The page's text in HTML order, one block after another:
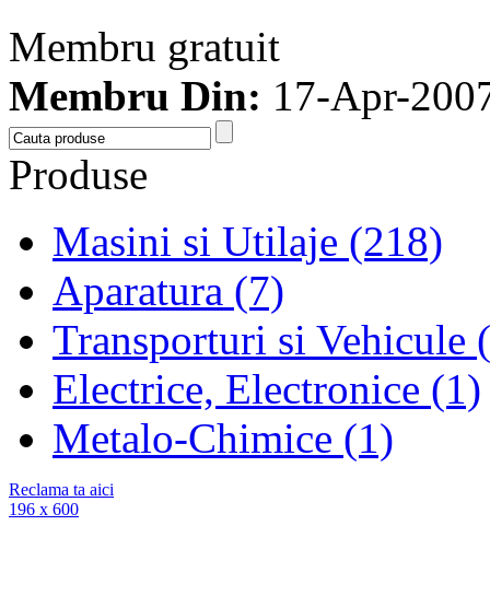
Membru gratuit
Membru Din: 17-Apr-
Produse
Masini si Utilaje (218)
Aparatura (7)
Transporturi si Vehicule
Electrice, Electronice (1)
Metalo-Chimice (1)
Reclama ta aici
196 x 600